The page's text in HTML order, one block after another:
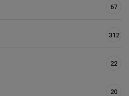
67
312
22
20